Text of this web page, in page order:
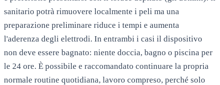
sanitario potrà rimuovere localmente i peli ma una
preparazione preliminare riduce i tempi e aumenta
l'aderenza degli elettrodi. In entrambi i casi il dispositivo
non deve essere bagnato: niente doccia, bagno o piscina per
le 24 ore. È possibile e raccomandato continuare la propria
normale routine quotidiana, lavoro compreso, perché solo